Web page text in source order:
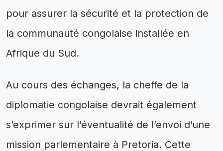
pour assurer la sécurité et la protection de
la communauté congolaise installée en
Afrique du Sud.
Au cours des échanges, la cheffe de la
diplomatie congolaise devrait également
s’exprimer sur l’éventualité de l’envoi d’une
mission parlementaire à Pretoria. Cette